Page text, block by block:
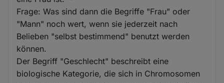
Frage: Was sind dann die Begriffe "Frau" oder
"Mann" noch wert, wenn sie jederzeit nach
Belieben "selbst bestimmend" benutzt werden
können.
Der Begriff "Geschlecht" beschreibt eine
biologische Kategorie, die sich in Chromosomen